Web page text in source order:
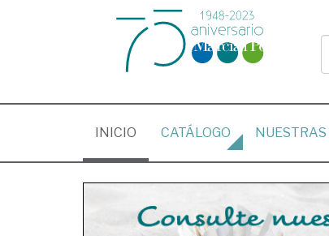
INICIO (CURRENT)
CATÁLOGO NUESTRAS